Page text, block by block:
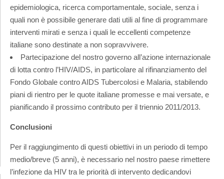
epidemiologica, ricerca comportamentale, sociale, senza i
quali non è possibile generare dati utili al fine di programmare
interventi mirati e senza i quali le eccellenti competenze
italiane sono destinate a non sopravvivere.
Partecipazione del nostro governo all’azione internazionale
di lotta contro l’HIV/AIDS, in particolare al rifinanziamento del
Fondo Globale contro AIDS Tubercolosi e Malaria, stabilendo
piani di rientro per le quote italiane promesse e mai versate, e
pianificando il prossimo contributo per il triennio 2011/2013.
Conclusioni
Per il raggiungimento di questi obiettivi in un periodo di tempo
medio/breve (5 anni), è necessario nel nostro paese rimettere
l’infezione da HIV tra le priorità di intervento dedicandovi